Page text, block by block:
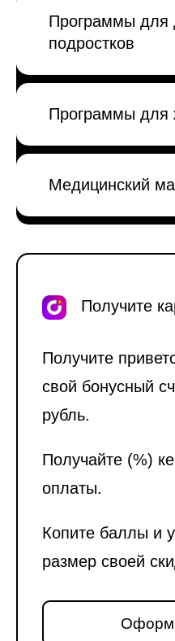
Программы для
подростков
Программы для
Медицинский
Получите
Получите
свой бонусный
рубль.
Получайте (%)
оплаты.
Копите баллы и
размер своей